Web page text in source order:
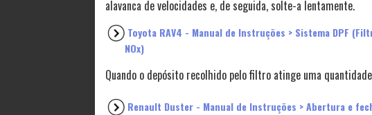
alavanca de velocidades e, de seguida, solte-a lentamente.
Toyota RAV4 - Manual de Instruções > Sistema DPF
NOx)
Quando o depósito recolhido pelo filtro atinge uma
Renault Duster - Manual de Instruções > Abertura e